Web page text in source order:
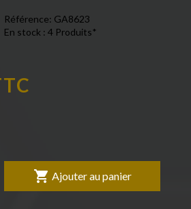
Référence: GA8623
En stock :4 Produits*
shopping_cart Ajouter au panier